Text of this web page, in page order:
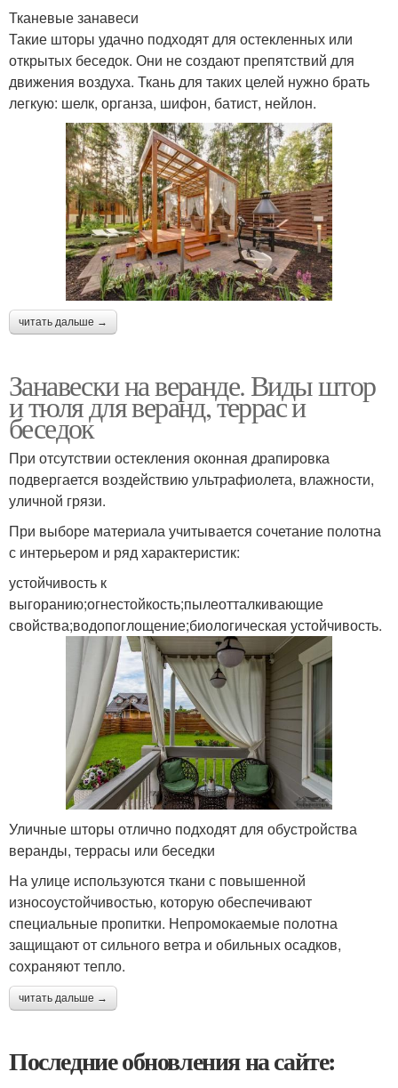
Тканевые занавеси
Такие шторы удачно подходят для остекленных или
открытых беседок. Они не создают препятствий для
движения воздуха. Ткань для таких целей нужно брать
легкую: шелк, органза, шифон, батист, нейлон.
читать дальше →
Занавески на веранде. Виды штор
и тюля для веранд, террас и
беседок
При отсутствии остекления оконная драпировка
подвергается воздействию ультрафиолета, влажности,
уличной грязи.
При выборе материала учитывается сочетание полотна
с интерьером и ряд характеристик:
устойчивость к
выгоранию;огнестойкость;пылеотталкивающие
свойства;водопоглощение;биологическая устойчивость.
Уличные шторы отлично подходят для обустройства
веранды, террасы или беседки
На улице используются ткани с повышенной
износоустойчивостью, которую обеспечивают
специальные пропитки. Непромокаемые полотна
защищают от сильного ветра и обильных осадков,
сохраняют тепло.
читать дальше →
Последние обновления на сайте: